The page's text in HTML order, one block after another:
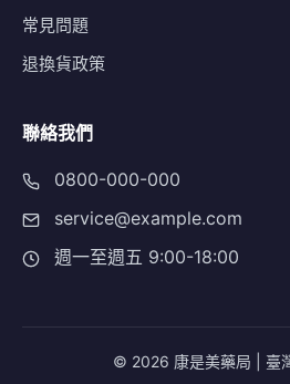
常見問題
退換貨政策
聯絡我們
0800-000-000
service@example.com
週一至週五 9:00-18:00
© 2026 康是美藥局 | 臺